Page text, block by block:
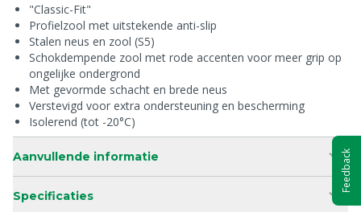
"Classic-Fit"
Profielzool met uitstekende anti-slip
Stalen neus en zool (S5)
Schokdempende zool met rode accenten voor meer grip op
ongelijke ondergrond
Met gevormde schacht en brede neus
Verstevigd voor extra ondersteuning en bescherming
Isolerend (tot -20°C)
Aanvullende informatie
Specificaties
Feedback